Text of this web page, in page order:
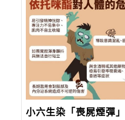
小六生染「喪屍煙彈